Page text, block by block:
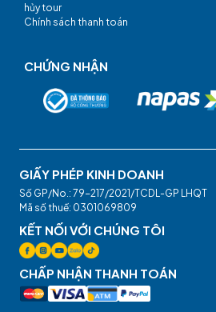
hủy tour
Chính sách thanh toán
CHỨNG NHẬN
GIẤY PHÉP KINH DOANH
Số GP/No.: 79-217/2021/TCDL-GP LHQT
Mã số thuế: 0301069809
KẾT NỐI VỚI CHÚNG TÔI
CHẤP NHẬN THANH TOÁN